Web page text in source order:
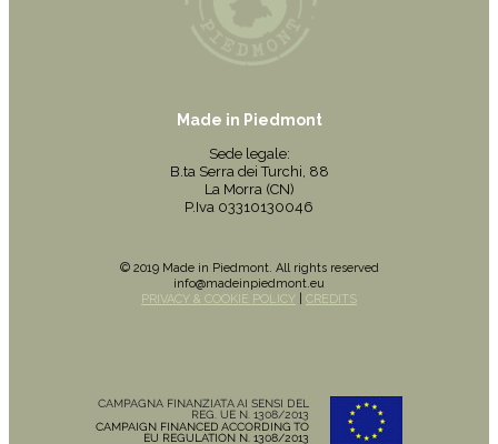
Made in Piedmont
Sede legale:
B.ta Serra dei Turchi, 88
La Morra (CN)
P.Iva 03310130046
© 2019 Made in Piedmont. All rights reserved
info@madeinpiedmont.eu
PRIVACY & COOKIE POLICY
CREDITS